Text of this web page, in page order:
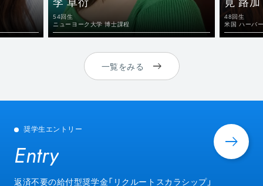
54回生
ニューヨーク大学 博士課程
48回生
米国 ハーバ
一覧をみる
奨学生エントリー
Entry
返済不要の給付型奨学金「リクルートスカラシップ」